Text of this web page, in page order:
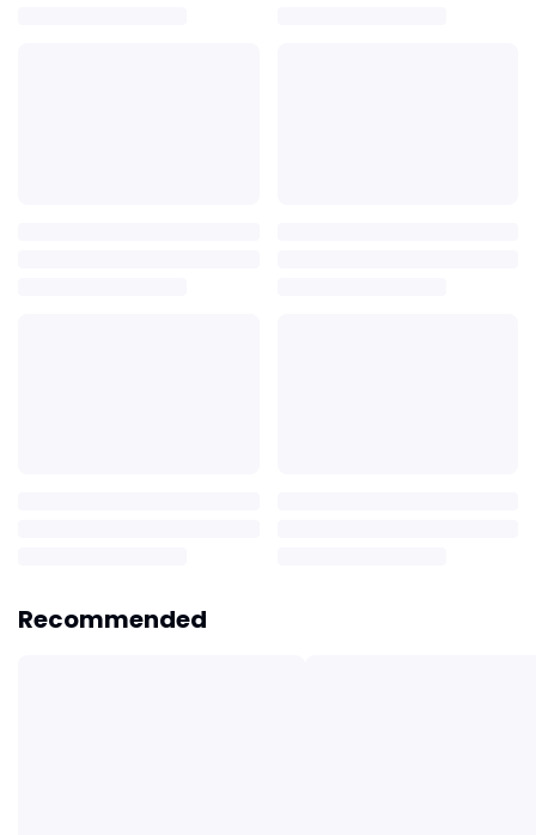
Recommended